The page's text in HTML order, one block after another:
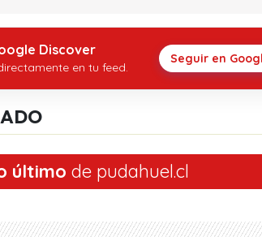
Discover
en tu feed.
Seguir en
último de pudahuel.cl